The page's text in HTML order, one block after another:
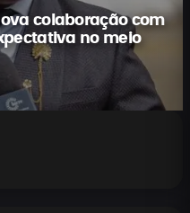
colaboração com
no meio